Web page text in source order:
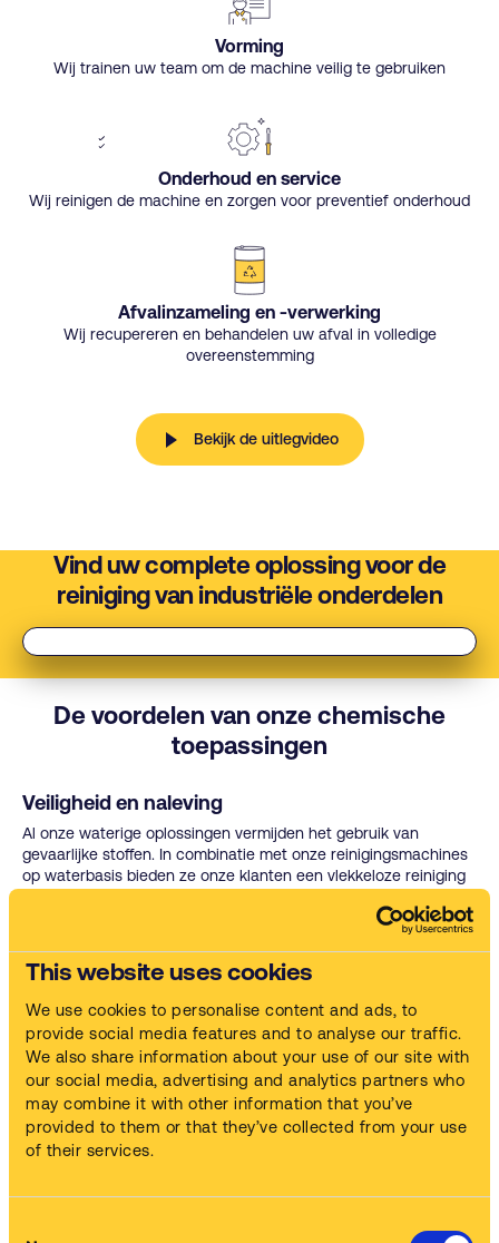
This website uses cookies
We use cookies to personalise content and ads, to
provide social media features and to analyse our traffic.
We also share information about your use of our site with
our social media, advertising and analytics partners who
may combine it with other information that you’ve
provided to them or that they’ve collected from your use
of their services.
Vorming
Wij trainen uw team om de machine veilig te gebruiken
Onderhoud en service
Wij reinigen de machine en zorgen voor preventief onderhoud
Afvalinzameling en -verwerking
Wij recupereren en behandelen uw afval in volledige
overeenstemming
Bekijk de uitlegvideo
Vind uw complete oplossing voor de
reiniging van industriële onderdelen
De voordelen van onze chemische
toepassingen
Veiligheid en naleving
Al onze waterige oplossingen vermijden het gebruik van
gevaarlijke stoffen. In combinatie met onze reinigingsmachines
op waterbasis bieden ze onze klanten een vlekkeloze reiniging
Lees meer over het belang van de overstap naar een
oplossing op waterbasis
Anti-roest
Al onze chemische toepassingen bevatten krachtige anti-
oxidanten in hun basissamenstelling om roestvorming te
voorkomen.
Onze chemische toepassingen worden
transport en levering door ons team, om u een “gebruiksklare”